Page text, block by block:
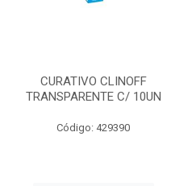
CURATIVO CLINOFF
TRANSPARENTE C/ 10UN
Código: 429390